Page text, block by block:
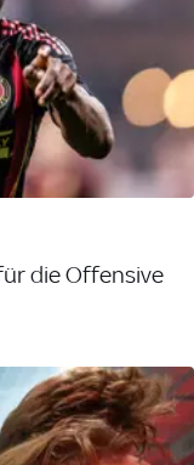
die Offensive